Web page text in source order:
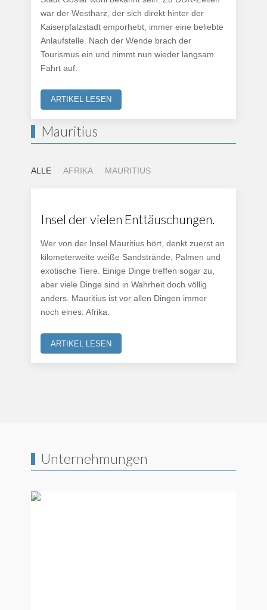
war der Westharz, der sich direkt hinter der
Kaiserpfalzstadt emporhebt, immer eine beliebte
Anlaufstelle. Nach der Wende brach der
Tourismus ein und nimmt nun wieder langsam
Fahrt auf.
ARTIKEL LESEN
Mauritius
ALLE AFRIKA MAURITIUS
Insel der vielen Enttäuschungen.
Wer von der Insel Mauritius hört, denkt zuerst an
kilometerweite weiße Sandstrände, Palmen und
exotische Tiere. Einige Dinge treffen sogar zu,
aber viele Dinge sind in Wahrheit doch völlig
anders. Mauritius ist vor allen Dingen immer
noch eines: Afrika.
ARTIKEL LESEN
Unternehmungen